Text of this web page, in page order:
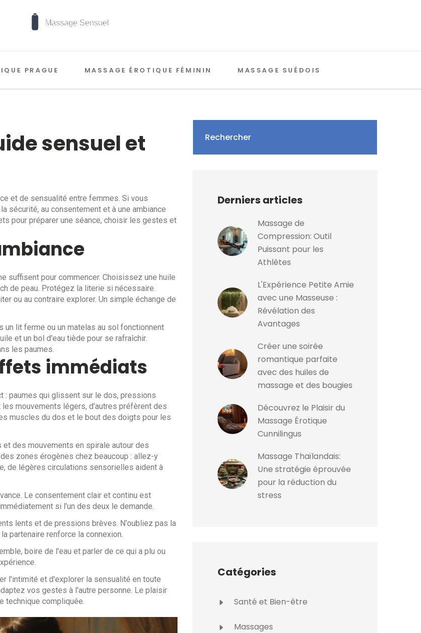
PRAGUE MASSAGE ÉROTIQUE FÉMININ MASSAGE SUÉDOIS
sensuel et
et de sensualité entre femmes. Si vous
sécurité, au consentement et à une ambiance
pour préparer une séance, choisir les gestes et
suffisent pour commencer. Choisissez une huile
de peau. Protégez la literie si nécessaire.
ou au contraire explorer. Un simple échange de
un lit ferme ou un matelas au sol fonctionnent
et un bol d'eau tiède pour se rafraîchir.
les paumes.
immédiats
: paumes qui glissent sur le dos, pressions
mouvements légers, d'autres préfèrent des
muscles du dos et le bout des doigts pour les
des mouvements en spirale autour des
zones érogènes chez beaucoup : allez-y
de légères circulations sensorielles aident à
Le consentement clair et continu est
si l'un des deux le demande.
lents et de pressions brèves. N'oubliez pas la
partenaire renforce la connexion.
boire de l'eau et parler de ce qui a plu ou
l'intimité et d'explorer la sensualité en toute
vos gestes à l'autre personne. Le plaisir
technique compliquée.
Rechercher
Derniers articles
Massage de
Compression: Outil
Puissant pour les
Athlètes
L'Expérience Petite Amie
avec une Masseuse :
Révélation des
Avantages
Créer une soirée
romantique parfaite
avec des huiles de
massage et des bougies
Découvrez le Plaisir du
Massage Érotique
Cunnilingus
Massage Thaïlandais:
Une stratégie éprouvée
pour la réduction du
stress
Catégories
Santé et Bien-être
Massages